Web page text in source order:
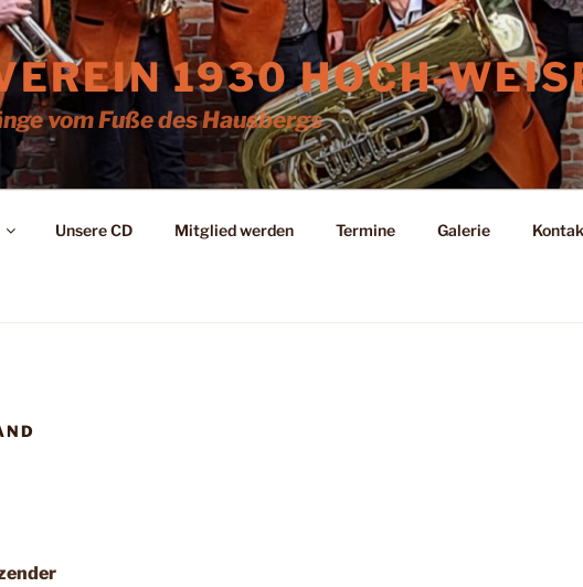
1930 HOCH-
vom Fuße des Hausbergs
Unsere CD Mitglied werden Termine Galerie